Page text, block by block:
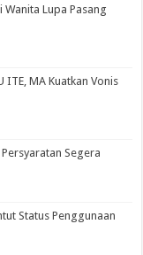
Wanita Lupa Pasang
MA Kuatkan Vonis
Segera
Status Penggunaan